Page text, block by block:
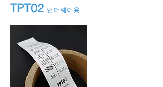
TPT02 언더웨어용